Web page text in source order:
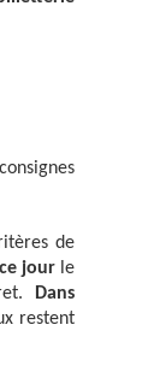
de
jourle
Dans
restent